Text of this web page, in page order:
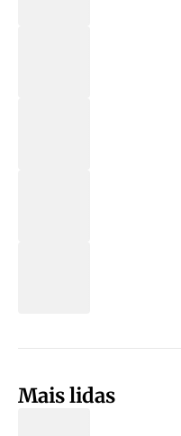
Mais lidas